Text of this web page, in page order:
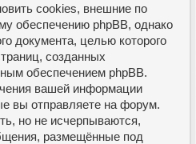
cookies, внешние по
обеспечению phpBB, однако
документа, целью которого
созданных
обеспечением phpBB.
вашей информации
вы отправляете на форум.
но не исчерпываются,
размещённые под